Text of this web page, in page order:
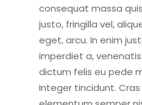
consequat massa
justo, fringilla vel,
eget, arcu. In enim
imperdiet a,
dictum felis eu pede
Integer tincidunt.